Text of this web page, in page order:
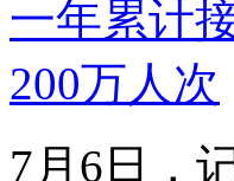
7月6日，